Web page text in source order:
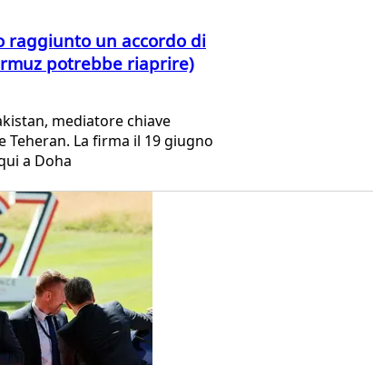
raggiunto un accordo di
potrebbe riaprire)
mediatore chiave
Teheran. La firma il 19 giugno
a Doha